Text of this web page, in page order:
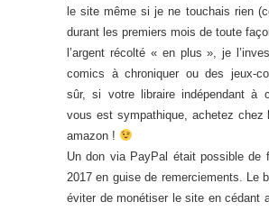
le site même si je ne touchais rien
durant les premiers mois de toute
l’argent récolté « en plus », je
comics à chroniquer ou des jeux-
sûr, si votre libraire indépendant à
vous est sympathique, achetez chez
amazon !
Un don via PayPal était possible de
2017 en guise de remerciements. Le
éviter de monétiser le site en cédant